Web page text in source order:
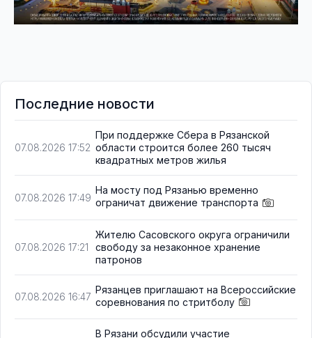
Последние новости
07.08.2026 17:52
При поддержке Сбера в Рязанской
области строится более 260 тысяч
квадратных метров жилья
07.08.2026 17:49
На мосту под Рязанью временно
ограничат движение транспорта
07.08.2026 17:21
Жителю Сасовского округа ограничили
свободу за незаконное хранение
патронов
07.08.2026 16:47
Рязанцев приглашают на Всероссийские
соревнования по стритболу
В Рязани обсудили участие